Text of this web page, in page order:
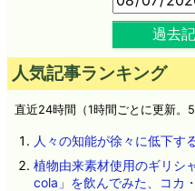
過去
人気記事ランキング
直近24時間（1時間ごとに更新。
人々の知能が徐々に低下す
植物由来素材使用のギリシ
cola」を飲んでみた、コカ